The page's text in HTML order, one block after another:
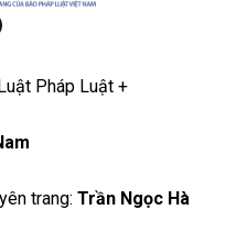
Pháp Luật +
trang: Trần Ngọc Hà